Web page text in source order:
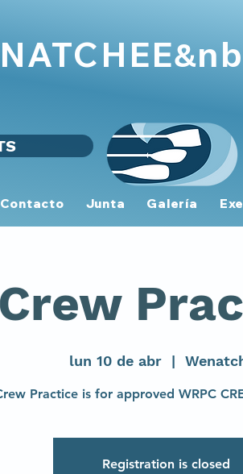
Contacto Junta Galería
Crew
lun 10 de abr
  |
Practice is for approved WRPC
Registration is closed